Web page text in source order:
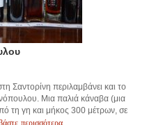
Σαντορίνη περιλαμβάνει και το
Μια παλιά κάναβα (μια
τη γη και μήκος 300 μέτρων, σε
περισσότερα